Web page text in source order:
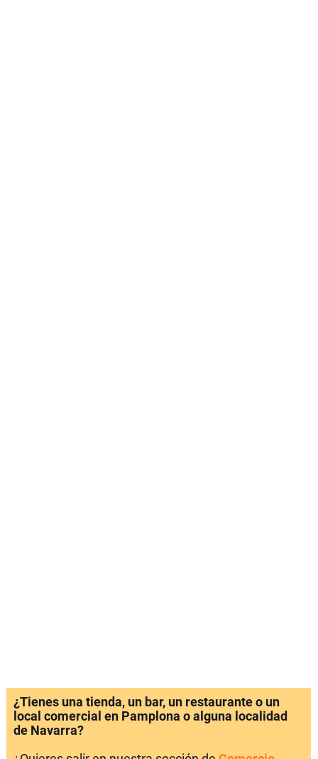
¿Tienes una tienda, un bar, un restaurante o un
local comercial en Pamplona o alguna localidad
de Navarra?